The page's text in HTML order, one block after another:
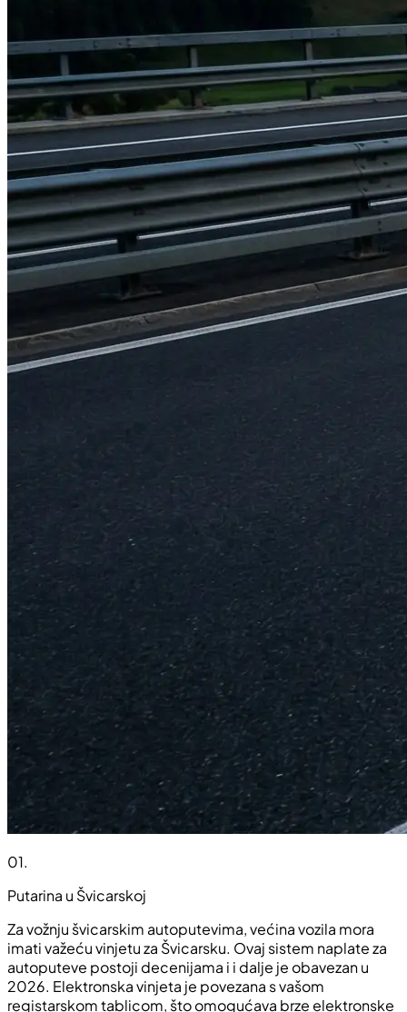
01.
Putarina u Švicarskoj
Za vožnju švicarskim autoputevima, većina vozila mora
imati važeću vinjetu za Švicarsku. Ovaj sistem naplate za
autoputeve postoji decenijama i i dalje je obavezan u
2026. Elektronska vinjeta je povezana s vašom
registarskom tablicom, što omogućava brze elektronske